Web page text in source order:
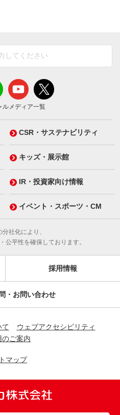
ルメディア一覧
CSR・サステナビリティ
キッズ・展示館
IR・投資家向け情報
イベント・スポーツ・CM
社化により、
公平性を確保しております。
採用情報
・お問い合わせ
て
ウェブアクセシビリティ
のご案内
マップ